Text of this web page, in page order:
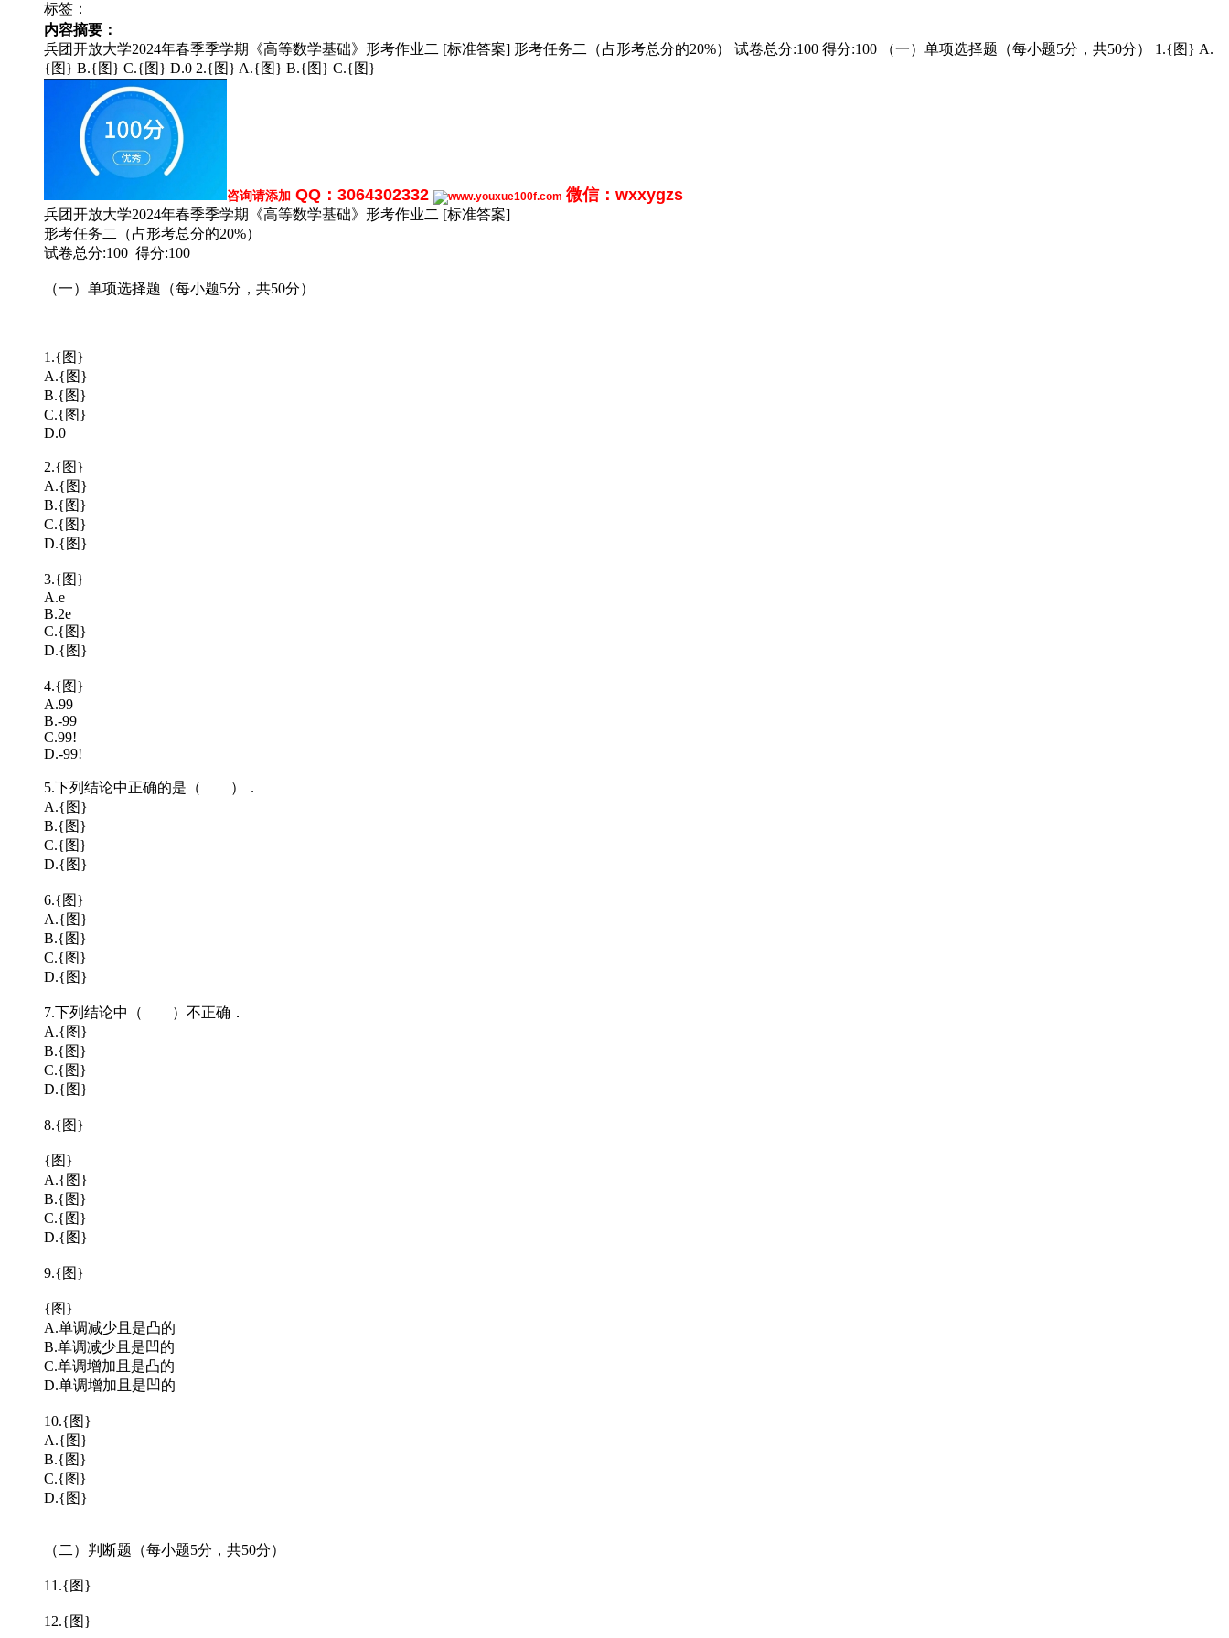
标签：
内容摘要：
兵团开放大学2024年春季季学期《高等数学基础》形考作业二 [标准答案] 形考任务二（占形考总分的20%） 试卷总分:100 得分:100 （一）单项选择题（每小题5分，共50分） 1.{图} A.
{图} B.{图} C.{图} D.0 2.{图} A.{图} B.{图} C.{图}
咨询请添加 QQ：3064302332 微信：wxxygzs
兵团开放大学2024年春季季学期《高等数学基础》形考作业二 [标准答案]
形考任务二（占形考总分的20%）
试卷总分:100 得分:100
（一）单项选择题（每小题5分，共50分）
1.{图}
A.{图}
B.{图}
C.{图}
D.0
2.{图}
A.{图}
B.{图}
C.{图}
D.{图}
3.{图}
A.e
B.2e
C.{图}
D.{图}
4.{图}
A.99
B.-99
C.99!
D.-99!
5.下列结论中正确的是（ ）．
A.{图}
B.{图}
C.{图}
D.{图}
6.{图}
A.{图}
B.{图}
C.{图}
D.{图}
7.下列结论中（ ）不正确．
A.{图}
B.{图}
C.{图}
D.{图}
8.{图}
{图}
A.{图}
B.{图}
C.{图}
D.{图}
9.{图}
{图}
A.单调减少且是凸的
B.单调减少且是凹的
C.单调增加且是凸的
D.单调增加且是凹的
10.{图}
A.{图}
B.{图}
C.{图}
D.{图}
（二）判断题（每小题5分，共50分）
11.{图}
12.{图}